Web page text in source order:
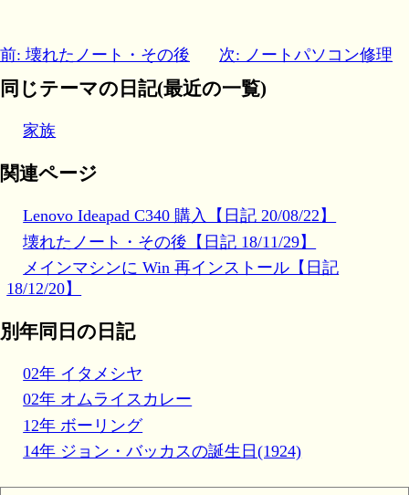
前: 壊れたノート・その後 次: ノートパソコン修理
同じテーマの日記(最近の一覧)
家族
関連ページ
Lenovo Ideapad C340 購入【日記 20/08/22】
壊れたノート・その後【日記 18/11/29】
メインマシンに Win 再インストール【日記
18/12/20】
別年同日の日記
02年 イタメシヤ
02年 オムライスカレー
12年 ボーリング
14年 ジョン・バッカスの誕生日(1924)